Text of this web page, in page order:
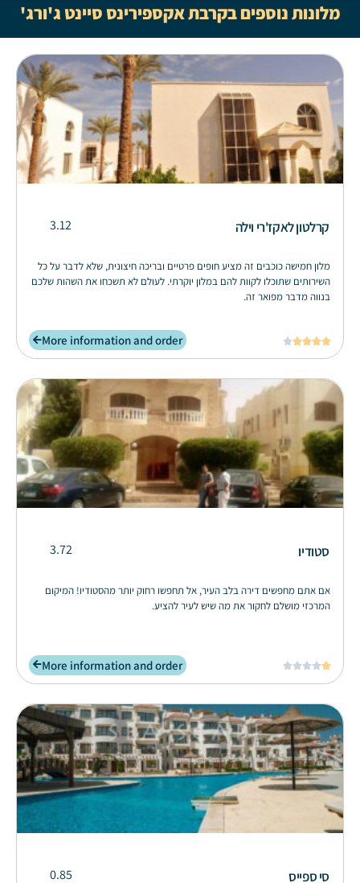
מלונות נוספים בקרבת אקספירינס סיינט ג'ורג'
קרלטון לאקז'רי וילה 3.12
מלון חמישה כוכבים זה מציע חופים פרטיים ובריכה חיצונית, שלא לדבר על כל
השירותים שתוכלו לקוות להם במלון יוקרתי. לעולם לא תשכחו את השהות שלכם
בנווה מדבר מפואר זה.





More information and order
סטודיו 3.72
אם אתם מחפשים דירה בלב העיר, אל תחפשו רחוק יותר מהסטודיו! המיקום
המרכזי מושלם לחקור את מה שיש לעיר להציע.





More information and order
סי ספייס 0.85